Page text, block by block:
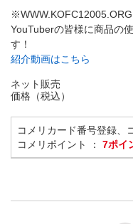
YouTuberの皆様に商品の
す！
紹介動画はこちら
ネット販売
価格（税込）
コメリカード番号登録、
コメリポイント ： 7ポイ